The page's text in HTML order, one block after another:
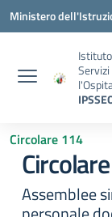
Vai ai contenuti
Vai al menu di
Vai al footer
Ministero
Circolare 114
Assemblee